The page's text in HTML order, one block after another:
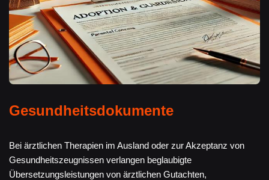
Gesundheitsdokumente
Bei ärztlichen Therapien im Ausland oder zur Akzeptanz von
Gesundheitszeugnissen verlangen beglaubigte
Übersetzungsleistungen von ärztlichen Gutachten,